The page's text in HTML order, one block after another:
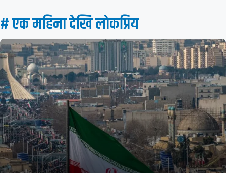
# एक महिना देखि लाेकप्रिय